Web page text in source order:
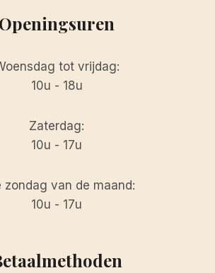
Openingsuren
tot vrijdag:
10u - 18u
Zaterdag:
10u - 17u
zondag van de maand:
10u - 17u